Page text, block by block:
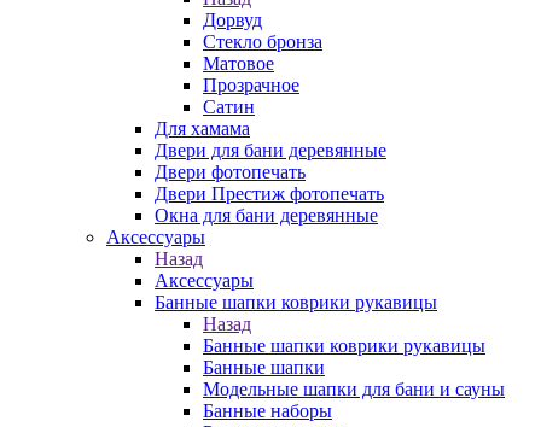
Дорвуд
Стекло бронза
Матовое
Прозрачное
Сатин
Для хамама
Двери для бани деревянные
Двери фотопечать
Двери Престиж фотопечать
Окна для бани деревянные
Аксессуары
Назад
Аксессуары
Банные шапки коврики рукавицы
Назад
Банные шапки коврики рукавицы
Банные шапки
Модельные шапки для бани и сауны
Банные наборы